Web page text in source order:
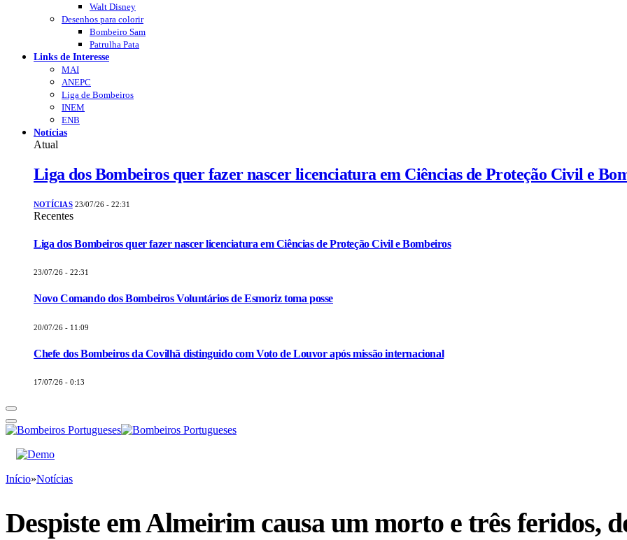
Walt Disney
Desenhos para colorir
Bombeiro Sam
Patrulha Pata
Links de Interesse
MAI
ANEPC
Liga de Bombeiros
INEM
ENB
Notícias
Atual
Liga dos Bombeiros quer fazer nascer licenciatura em Ciências de Proteção Civil e
NOTÍCIAS 23/07/26 - 22:31
Recentes
Liga dos Bombeiros quer fazer nascer licenciatura em Ciências de Proteção Civil e Bombeiros
23/07/26 - 22:31
Novo Comando dos Bombeiros Voluntários de Esmoriz toma posse
20/07/26 - 11:09
Chefe dos Bombeiros da Covilhã distinguido com Voto de Louvor após missão internacional
17/07/26 - 0:13
Início»Notícias
Despiste em Almeirim causa um morto e três feridos,